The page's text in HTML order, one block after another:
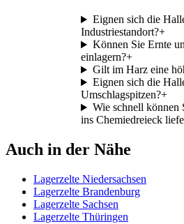
Eignen sich die
Industriestandort?+
Können Sie Ernte
einlagern?+
Gilt im Harz eine
Eignen sich die
Umschlagspitzen?+
Wie schnell können
ins Chemiedreieck
Auch in der Nähe
Lagerzelte Niedersachsen
Lagerzelte Brandenburg
Lagerzelte Sachsen
Lagerzelte Thüringen